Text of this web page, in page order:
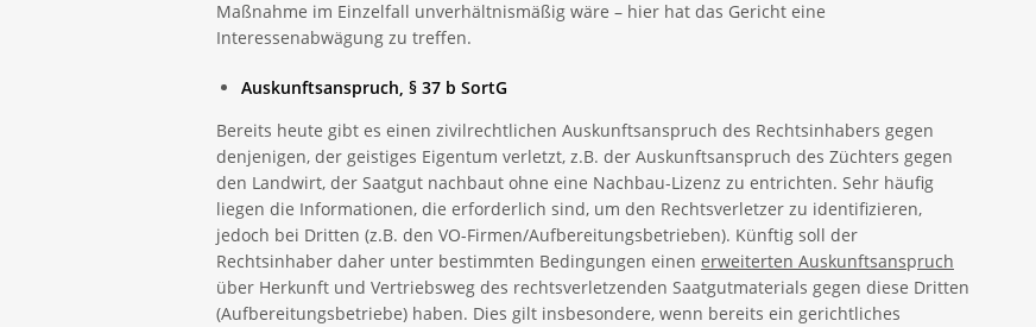
Maßnahme im Einzelfall unverhältnismäßig wäre – hier hat das Gericht eine
Interessenabwägung zu treffen.
Auskunftsanspruch, § 37 b SortG
Bereits heute gibt es einen zivilrechtlichen Auskunftsanspruch des Rechtsinhabers gegen
denjenigen, der geistiges Eigentum verletzt, z.B. der Auskunftsanspruch des Züchters gegen
den Landwirt, der Saatgut nachbaut ohne eine Nachbau-Lizenz zu entrichten. Sehr häufig
liegen die Informationen, die erforderlich sind, um den Rechtsverletzer zu identifizieren,
jedoch bei Dritten (z.B. den VO-Firmen/Aufbereitungsbetrieben). Künftig soll der
Rechtsinhaber daher unter bestimmten Bedingungen einen erweiterten Auskunftsanspruch
über Herkunft und Vertriebsweg des rechtsverletzenden Saatgutmaterials gegen diese Dritten
(Aufbereitungsbetriebe) haben. Dies gilt insbesondere, wenn bereits ein gerichtliches